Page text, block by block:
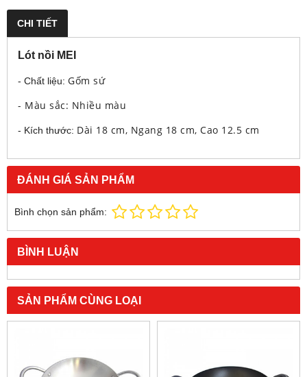
CHI TIẾT
Lót nồi MEI
- Chất liệu: Gốm sứ
- Màu sắc: Nhiều màu
- Kích thước: Dài 18 cm, Ngang 18 cm, Cao 12.5 cm
ĐÁNH GIÁ SẢN PHẨM
Bình chọn sản phẩm:
BÌNH LUẬN
SẢN PHẨM CÙNG LOẠI